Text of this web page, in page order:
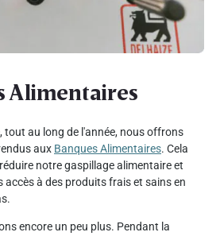
Alimentaires
tout au long de l'année, nous offrons
aux Banques Alimentaires. Cela
notre gaspillage alimentaire et
accès à des produits frais et sains en
encore un peu plus. Pendant la